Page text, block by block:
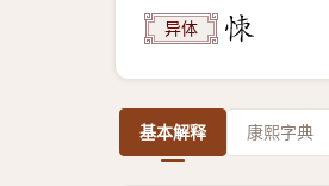
异体
基本解释 康熙字典